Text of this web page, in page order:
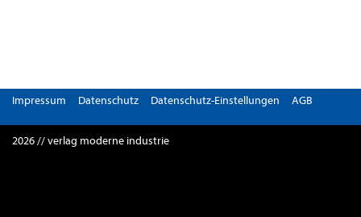
Impressum Datenschutz Datenschutz-Einstellungen AGB
2026 // verlag moderne industrie